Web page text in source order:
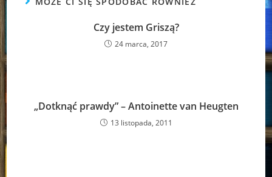
Czy jestem Griszą?
24 marca, 2017
„Dotknąć prawdy” – Antoinette van Heugten
13 listopada, 2011